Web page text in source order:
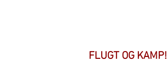
FLUGT OG KAMP!